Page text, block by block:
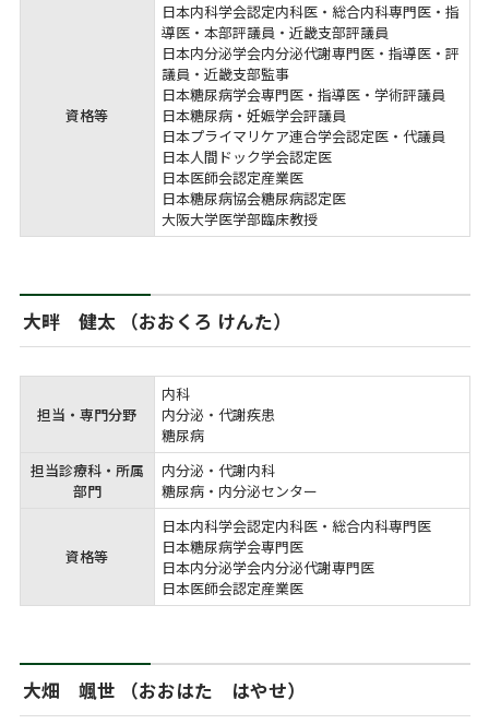
資格等
日本内科学会認定内科医・総合内科専門医・指
導医・本部評議員・近畿支部評議員
日本内分泌学会内分泌代謝専門医・指導医・評
議員・近畿支部監事
日本糖尿病学会専門医・指導医・学術評議員
日本糖尿病・妊娠学会評議員
日本プライマリケア連合学会認定医・代議員
日本人間ドック学会認定医
日本医師会認定産業医
日本糖尿病協会糖尿病認定医
大阪大学医学部臨床教授
大畔 健太 （おおくろ けんた）
担当・専門分野
内科
内分泌・代謝疾患
糖尿病
担当診療科・所属
部門
内分泌・代謝内科
糖尿病・内分泌センター
資格等
日本内科学会認定内科医・総合内科専門医
日本糖尿病学会専門医
日本内分泌学会内分泌代謝専門医
日本医師会認定産業医
大畑 颯世 （おおはた はやせ）